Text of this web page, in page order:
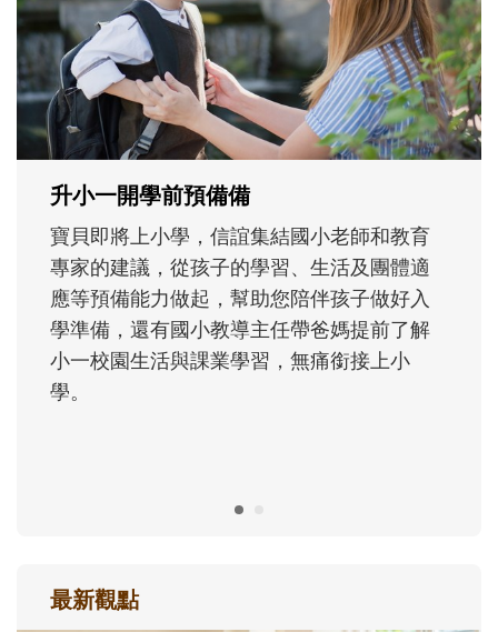
沒有人天生就擅長當爸爸！男人總是在一次
次「前所未有」的體驗中，跟著孩子一起長
大。從給予安全感的肢體遊戲，到獨立自
主、角色認同及解決問題的能力養成。爸爸
正嘗試用不同的模樣，參與孩子每個重要的
最新觀點